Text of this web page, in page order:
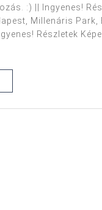
:) || Ingyenes!
Millenáris Park,
Részletek